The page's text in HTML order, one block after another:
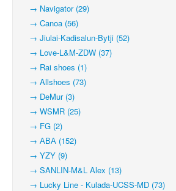
→ Navigator (29)
→ Canoa (56)
→ Jiulai-Kadisalun-Bytji (52)
→ Love-L&M-ZDW (37)
→ Rai shoes (1)
→ Allshoes (73)
→ DeMur (3)
→ WSMR (25)
→ FG (2)
→ АВА (152)
→ YZY (9)
→ SANLIN-M&L Alex (13)
→ Lucky Line - Kulada-UCSS-MD (73)